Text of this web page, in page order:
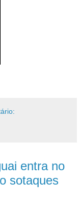
entra no
sotaques